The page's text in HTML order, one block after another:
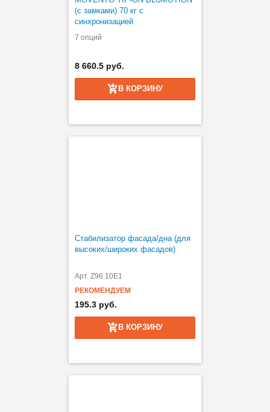
(с замками) 70 кг с
синхронизацией
7 опций
8 660.5 руб.
В КОРЗИНУ
Стабилизатор фасада/дна (для
высоких/широких фасадов)
Арт. Z96.10E1
РЕКОМЕНДУЕМ
195.3 руб.
В КОРЗИНУ